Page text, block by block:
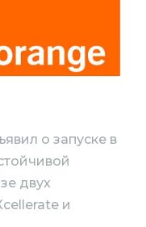
о запуске в
двух
и